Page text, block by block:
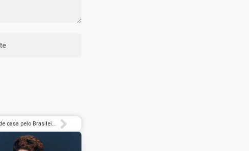
Santos faz 2 a 0 no Fluminense fora de casa pelo Brasileiro Feminino